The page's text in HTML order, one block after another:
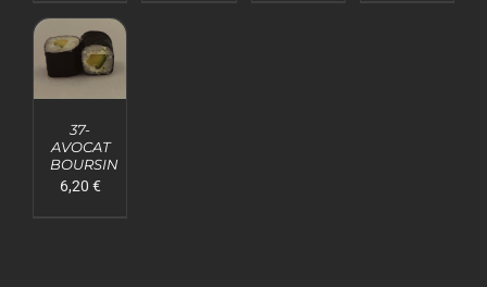
AJOUTER
AU
PANIER
/
DÉTAILS
37-
AVOCAT
BOURSIN
6,20 €